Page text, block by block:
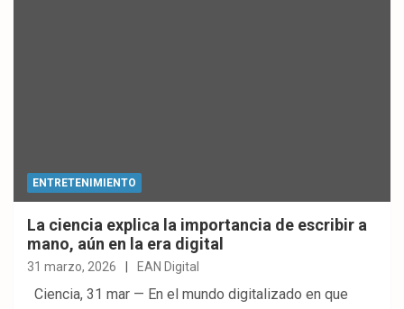
ENTRETENIMIENTO
La ciencia explica la importancia de escribir a
mano, aún en la era digital
31 marzo, 2026 EAN Digital
Ciencia, 31 mar — En el mundo digitalizado en que